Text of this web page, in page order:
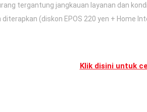
tergantung jangkauan layanan dan
(diskon EPOS 220 yen + Home
Klik disini untuk